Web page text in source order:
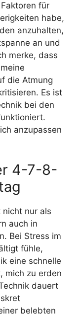
für
habe,
anzuhalten,
an und
merke, dass
die Atmung
Es ist
bei den
anzupassen
4-7-8-
nur als
auch in
Bei Stress im
fühle,
eine schnelle
mich zu erden
dauert
belebten